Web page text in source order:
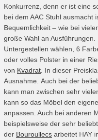
Konkurrenz, denn er ist eine
bei dem AAC Stuhl ausmacht
Bequemlichkeit – wie bei
große Wahl an
Untergestellen wählen, 6
oder volles Polster in einer
von Kvadrat . In dieser
Ausnahme. Auch bei der
kann man zwischen sehr
kann so das Möbel den
anpassen. Auch bei anderen
beispielsweise der sehr
der Bouroullecs arbeitet HAY